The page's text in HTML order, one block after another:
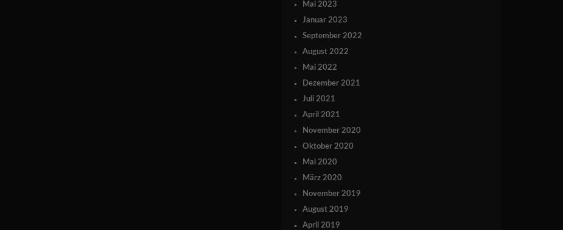
Mai 2023
Januar 2023
September 2022
August 2022
Mai 2022
Dezember 2021
Juli 2021
April 2021
November 2020
Oktober 2020
Mai 2020
März 2020
November 2019
August 2019
April 2019